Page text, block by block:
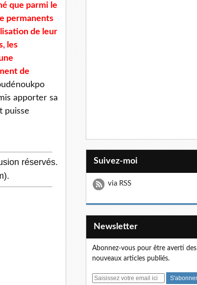
que parmi le
permanents
de leur
les
de
apporter sa
puisse
réservés.
Suivez-moi
via RSS
Newsletter
Abonnez-vous pour être averti des
nouveaux articles publiés.
E